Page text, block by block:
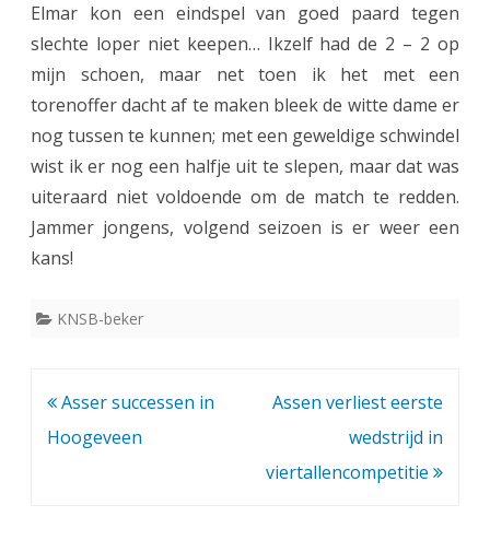
o
p
i
e
u
Elmar kon een eindspel van goed paard tegen
slechte loper niet keepen… Ikzelf had de 2 – 2 op
mijn schoen, maar net toen ik het met een
torenoffer dacht af te maken bleek de witte dame er
nog tussen te kunnen; met een geweldige schwindel
wist ik er nog een halfje uit te slepen, maar dat was
uiteraard niet voldoende om de match te redden.
Jammer jongens, volgend seizoen is er weer een
kans!
KNSB-beker
Bericht
navigatie
Asser successen in
Hoogeveen
Assen verliest eerste
wedstrijd in
viertallencompetitie